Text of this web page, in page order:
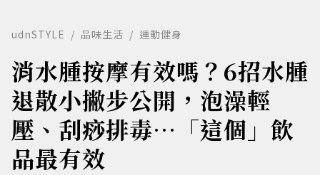
udnSTYLE 品味生活 運動健身
消水腫按摩有效嗎？6招水腫
退散小撇步公開，泡澡輕
壓、刮痧排毒…「這個」飲
品最有效